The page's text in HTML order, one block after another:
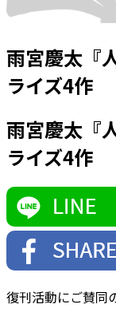
雨宮慶太『
ライズ4作
雨宮慶太『
ライズ4作
復刊活動にご賛同